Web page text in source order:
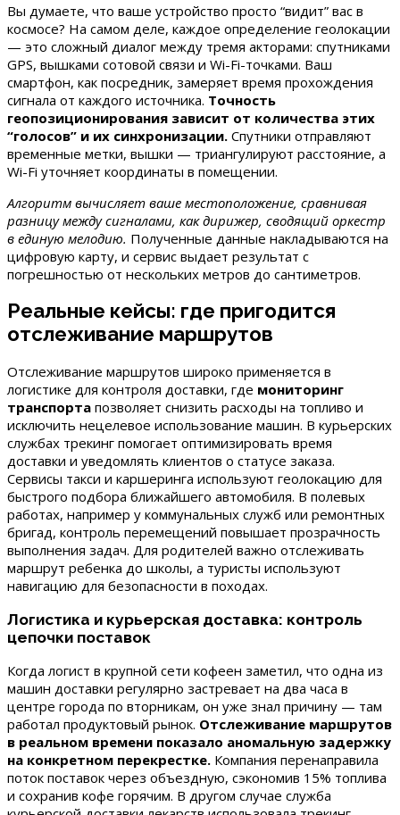
Вы думаете, что ваше устройство просто “видит” вас в
космосе? На самом деле, каждое определение геолокации
— это сложный диалог между тремя акторами: спутниками
GPS, вышками сотовой связи и Wi-Fi-точками. Ваш
смартфон, как посредник, замеряет время прохождения
сигнала от каждого источника. Точность
геопозиционирования зависит от количества этих
“голосов” и их синхронизации. Спутники отправляют
временные метки, вышки — триангулируют расстояние, а
Wi-Fi уточняет координаты в помещении.
Алгоритм вычисляет ваше местоположение, сравнивая
разницу между сигналами, как дирижер, сводящий оркестр
в единую мелодию. Полученные данные накладываются на
цифровую карту, и сервис выдает результат с
погрешностью от нескольких метров до сантиметров.
Реальные кейсы: где пригодится
отслеживание маршрутов
Отслеживание маршрутов широко применяется в
логистике для контроля доставки, где мониторинг
транспорта позволяет снизить расходы на топливо и
исключить нецелевое использование машин. В курьерских
службах трекинг помогает оптимизировать время
доставки и уведомлять клиентов о статусе заказа.
Сервисы такси и каршеринга используют геолокацию для
быстрого подбора ближайшего автомобиля. В полевых
работах, например у коммунальных служб или ремонтных
бригад, контроль перемещений повышает прозрачность
выполнения задач. Для родителей важно отслеживать
маршрут ребенка до школы, а туристы используют
навигацию для безопасности в походах.
Логистика и курьерская доставка: контроль
цепочки поставок
Когда логист в крупной сети кофеен заметил, что одна из
машин доставки регулярно застревает на два часа в
центре города по вторникам, он уже знал причину — там
работал продуктовый рынок. Отслеживание маршрутов
в реальном времени показало аномальную задержку
на конкретном перекрестке. Компания перенаправила
поток поставок через объездную, сэкономив 15% топлива
и сохранив кофе горячим. В другом случае служба